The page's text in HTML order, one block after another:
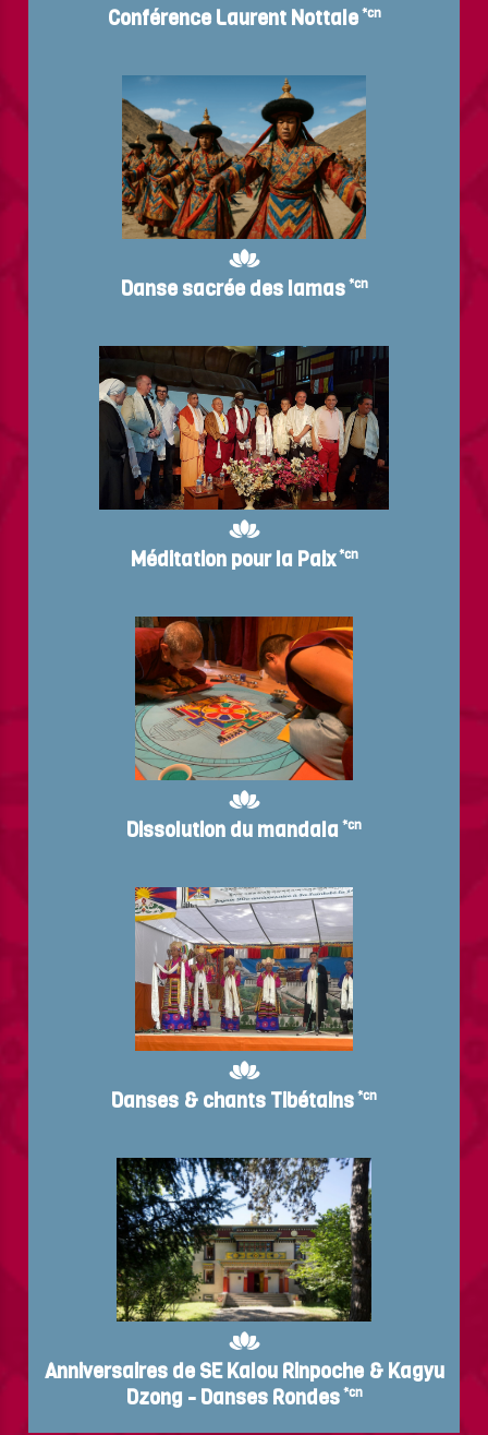
Conférence Laurent Nottale*cn
Danse sacrée des lamas*cn
Méditation pour la Paix*cn
Dissolution du mandala *cn
Danses & chants Tibétains *cn
Anniversaires de SE Kalou Rinpoche & Kagyu
Dzong - Danses Rondes*cn